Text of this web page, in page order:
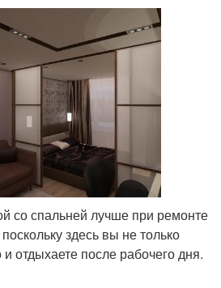
со спальней лучше при ремонте
здесь вы не только
отдыхаете после рабочего дня.